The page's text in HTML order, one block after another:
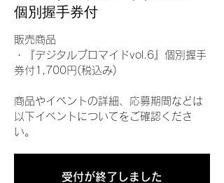
個別握手券付
販売商品
・『デジタルブロマイドvol.6』個別握手
券付1,700円(税込み)
商品やイベントの詳細、応募期間などは
以下イベントについてをご確認くださ
い。
受付が終了しました